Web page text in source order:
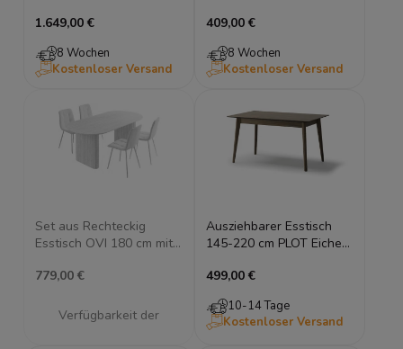
Holztisch
1.649,00 €
8 Wochen
Kostenloser Versand
Nussbaum Lamellenoptik
409,00 €
8 Wochen
Kostenloser Versand
Set aus Rechteckig
Esstisch OVI 180 cm mit
Stühlen
779,00 €
Verfügbarkeit der
Ausziehbarer Esstisch
145-220 cm PLOT Eiche
Esszimmertisch
499,00 €
10-14 Tage
Kostenloser Versand